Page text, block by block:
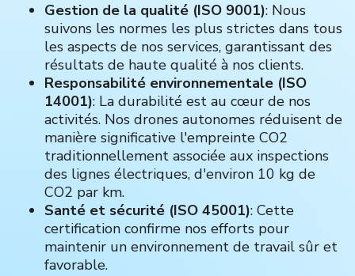
Gestion de la qualité (ISO 9001): Nous
suivons les normes les plus strictes dans tous
les aspects de nos services, garantissant des
résultats de haute qualité à nos clients.
Responsabilité environnementale (ISO
14001): La durabilité est au cœur de nos
activités. Nos drones autonomes réduisent de
manière significative l'empreinte CO2
traditionnellement associée aux inspections
des lignes électriques, d'environ 10 kg de
CO2 par km.
Santé et sécurité (ISO 45001): Cette
certification confirme nos efforts pour
maintenir un environnement de travail sûr et
favorable.